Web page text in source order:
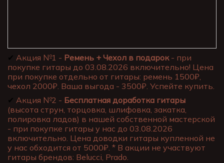
✔ Акция №1 - Ремень + Чехол в подарок- при
покупке гитары до 03.08.2026 включительно! Цена
при покупке отдельно от гитары: ремень 1500₽,
чехол 2000₽. Ваша выгода - 3500₽. Успейте купить.
✔ Акция №2 - Бесплатная доработка гитары
(высота струн, торцовка, шлифовка, закатка,
полировка ладов) в нашей собственной мастерской
- при покупке гитары у нас до 03.08.2026
включительно. Цена доводки гитары купленной не
у нас обходится от 5000₽. * В акции не участвуют
гитары брендов: Belucci, Prado.